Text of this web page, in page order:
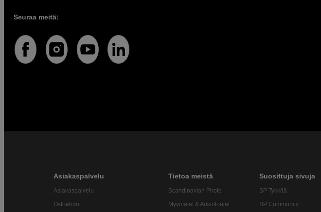
Seuraa meitä:
Asiakaspalvelu
Asiakaspalvelu
Ostoehdot
Tietoa meistä
Scandinavian Photo
Myymälät & Aukioloajat
Suosittuja sivuja
SP Tykkää
SP Community